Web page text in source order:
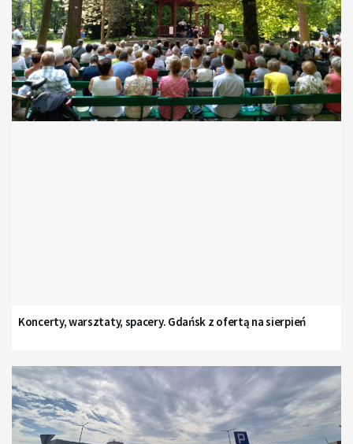
Koncerty, warsztaty, spacery. Gdańsk z ofertą na sierpień